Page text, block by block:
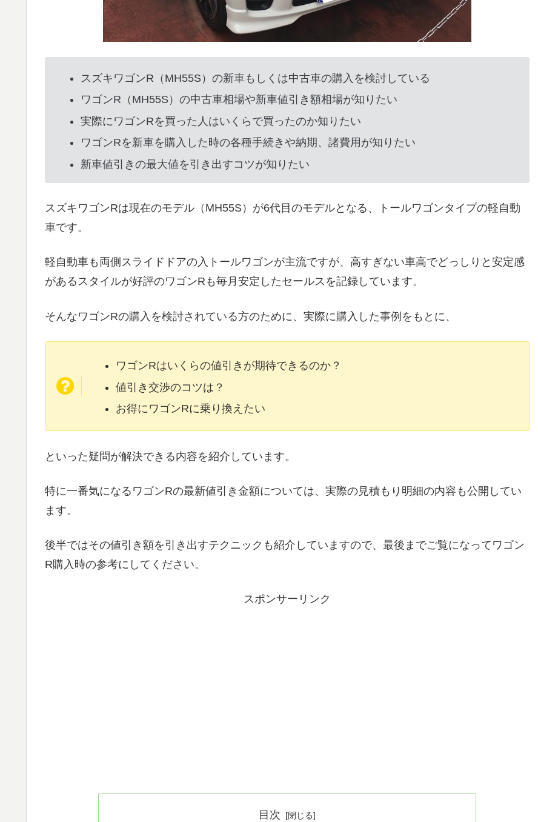
スズキワゴンR（MH55S）の新車もしくは中古車の購入を検討している
ワゴンR（MH55S）の中古車相場や新車値引き額相場が知りたい
実際にワゴンRを買った人はいくらで買ったのか知りたい
ワゴンRを新車を購入した時の各種手続きや納期、諸費用が知りたい
新車値引きの最大値を引き出すコツが知りたい
スズキワゴンRは現在のモデル（MH55S）が6代目のモデルとなる、トールワゴンタイプの軽自動
車です。
軽自動車も両側スライドドアの入トールワゴンが主流ですが、高すぎない車高でどっしりと安定感
があるスタイルが好評のワゴンRも毎月安定したセールスを記録しています。
そんなワゴンRの購入を検討されている方のために、実際に購入した事例をもとに、
ワゴンRはいくらの値引きが期待できるのか？
値引き交渉のコツは？
お得にワゴンRに乗り換えたい
といった疑問が解決できる内容を紹介しています。
特に一番気になるワゴンRの最新値引き金額については、実際の見積もり明細の内容も公開してい
ます。
後半ではその値引き額を引き出すテクニックも紹介していますので、最後までご覧になってワゴン
R購入時の参考にしてください。
スポンサーリンク
目次